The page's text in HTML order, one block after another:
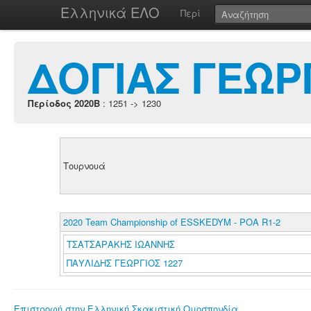
Ελληνικά ΕΛΟ Περί
ΔΟΓΙΑΣ
Περίοδος 2020B : 1251 -> 1230
Τουρνουά
2020 Team Championship of ESSKEDYM - POA R1-2
ΤΣΑΤΣΑΡΑΚΗΣ ΙΩΑΝΝΗΣ
ΠΑΥΛΙΔΗΣ ΓΕΩΡΓΙΟΣ 1227